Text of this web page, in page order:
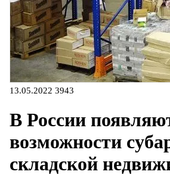
13.05.2022 3943
В России
возможности
складской